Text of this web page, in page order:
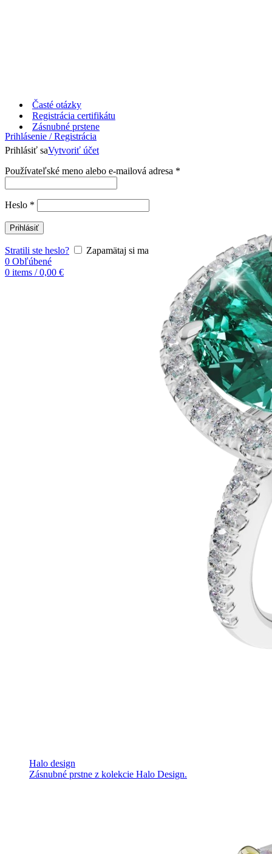
Časté otázky
Registrácia certifikátu
Prihlásenie / Registrácia
Prihlásiť saVytvoriť účet
Používateľské meno alebo e-mailová adresa *
Heslo *
Prihlásiť
Stratili ste heslo?
Zapamätaj si ma
0 Obľúbené
0 items / 0,00 €
Zásnubné prstene
Halo design
Zásnubné prstne z kolekcie Halo Design.